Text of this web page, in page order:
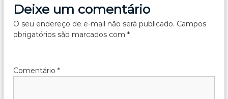
o
d
e
Deixe um comentário
O seu endereço de e-mail não será publicado. Campos
obrigatórios são marcados com*
Comentário*